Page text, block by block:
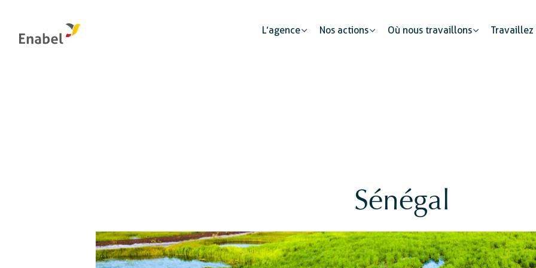
L’agence Nos actions
Protection sociale
Justice
Sécurité
Où nous travaillons Travaillez
Sénégal